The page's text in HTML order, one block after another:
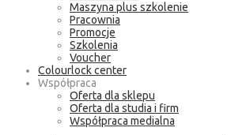
Maszyna plus szkolenie
Pracownia
Promocje
Szkolenia
Voucher
Colourlock center
Współpraca
Oferta dla sklepu
Oferta dla studia i firm
Współpraca medialna